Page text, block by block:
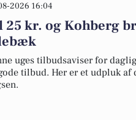
2026 16:04
kr. og Kohberg
uges tilbudsaviser for
tilbud. Her er et udpluk af